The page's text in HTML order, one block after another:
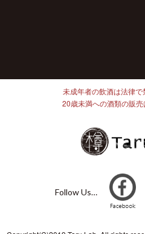
未成年者の飲酒は法律で
20歳未満への酒類の販売
Follow Us…